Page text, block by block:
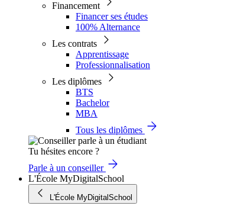
Financement
Financer ses études
100% Alternance
Les contrats
Apprentissage
Professionnalisation
Les diplômes
BTS
Bachelor
MBA
Tous les diplômes
Tu hésites encore ?
Parle à un conseiller
L'École MyDigitalSchool
L'École MyDigitalSchool